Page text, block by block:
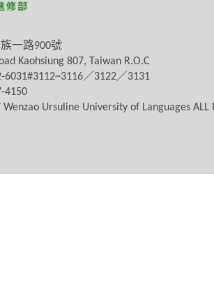
一路900號
Kaohsiung 807, Taiwan R.O.C
6031#3112~3116／ 3122／ 3131
4150
Ursuline University of Languages ALL